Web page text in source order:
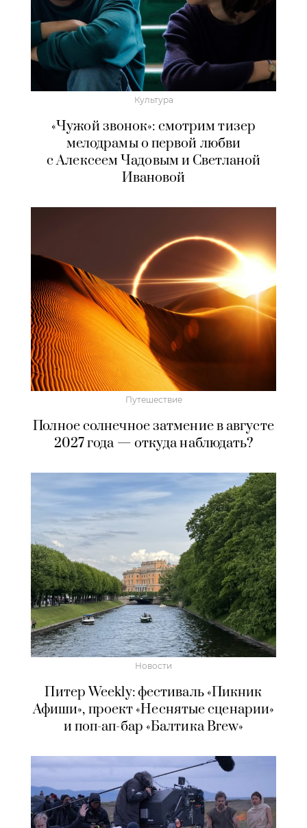
Культура
«Чужой звонок»: смотрим тизер
мелодрамы о первой любви
с Алексеем Чадовым и Светланой
Ивановой
Путешествие
Полное солнечное затмение в августе
2027 года — откуда наблюдать?
Новости
Питер Weekly: фестиваль «Пикник
Афиши», проект «Неснятые сценарии»
и поп-ап-бар «Балтика Brew»